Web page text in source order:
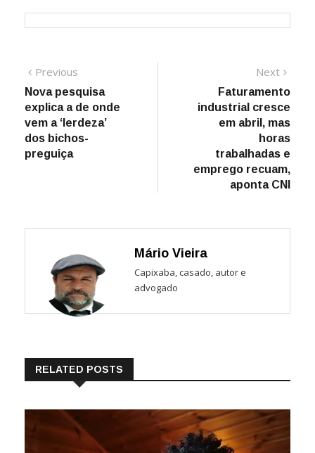
Navegação
de
Post
Previous
post:
Nova pesquisa
explica a de onde
vem a ‘lerdeza’
dos bichos-
preguiça
Next
post:
Faturamento
industrial cresce
em abril, mas
horas
trabalhadas e
emprego recuam,
aponta CNI
Mário Vieira
Capixaba, casado, autor e
advogado
RELATED POSTS